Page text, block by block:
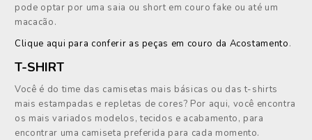
pode optar por uma saia ou short em couro fake ou até um
macacão.
Clique aqui para conferir as peças em couro da Acostamento.
T-SHIRT
Você é do time das camisetas mais básicas ou das t-shirts
mais estampadas e repletas de cores? Por aqui, você encontra
os mais variados modelos, tecidos e acabamento, para
encontrar uma camiseta preferida para cada momento.